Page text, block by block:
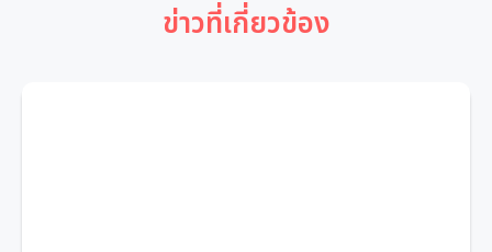
ข่าวที่เกี่ยวข้อง